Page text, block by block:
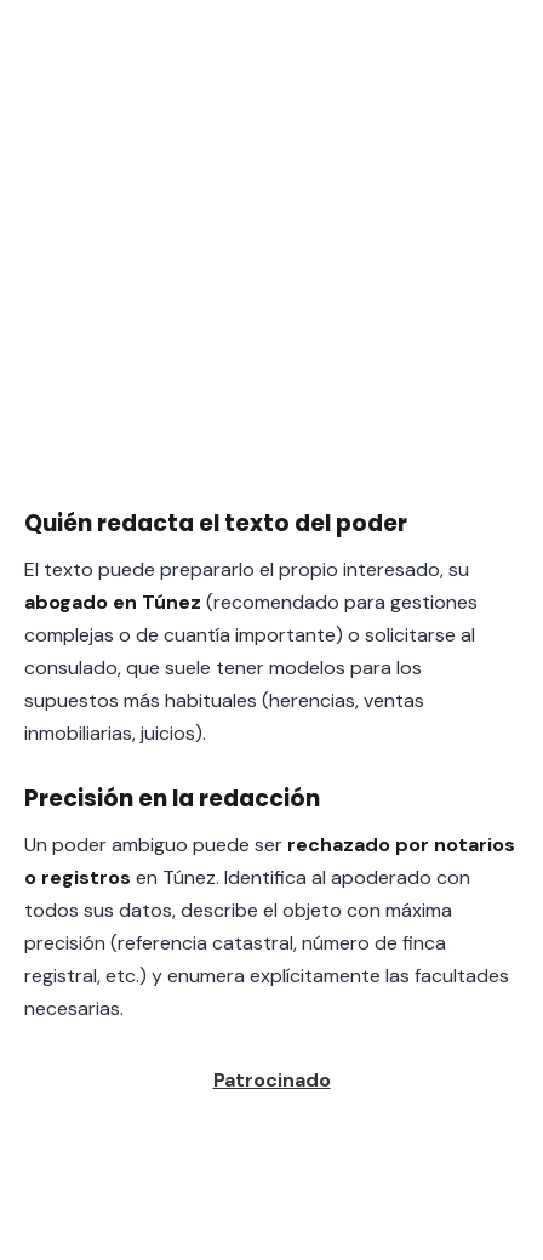
Quién redacta el texto del poder
El texto puede prepararlo el propio interesado, su
abogado en Túnez (recomendado para gestiones
complejas o de cuantía importante) o solicitarse al
consulado, que suele tener modelos para los
supuestos más habituales (herencias, ventas
inmobiliarias, juicios).
Precisión en la redacción
Un poder ambiguo puede ser rechazado por notarios
o registros en Túnez. Identifica al apoderado con
todos sus datos, describe el objeto con máxima
precisión (referencia catastral, número de finca
registral, etc.) y enumera explícitamente las facultades
necesarias.